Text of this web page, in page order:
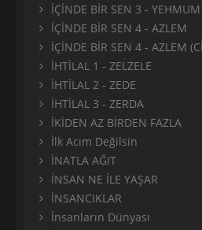
İÇİNDE BİR SEN 3 - YEHMUM
İÇİNDE BİR SEN 4 - AZLEM
İÇİNDE BİR SEN 4 - AZLEM
İHTİLAL 1 - ZELZELE
İHTİLAL 2 - ZEDE
İHTİLAL 3 - ZERDA
İKİDEN AZ BİRDEN FAZLA
İlk Acım Değilsin
İNATLA AĞIT
İNSAN NE İLE YAŞAR
İNSANCIKLAR
İnsanların Dünyası